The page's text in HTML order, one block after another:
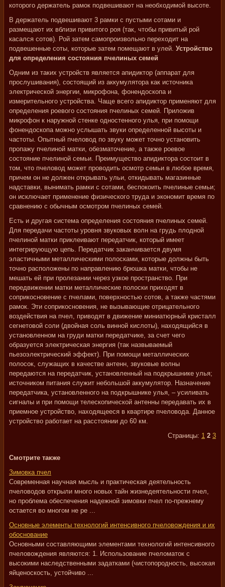
которого держатель рамок подвешивают на необходимой высоте.
В держатель подвешивают 3 рамки с пустыми сотами и
размещают их вблизи привитого роя (так, чтобы привитый рой
касался сотов). Рой затем самопроизвольно переходит на
подвешенные соты, которые затем помещают в улей. Устройство
для определения состояния пчелиных семей
Одним из таких устройств является апидиктор (аппарат для
прослушивания), состоящий из аккумулятора как источника
электрической энергии, микрофона, фонендоскопа и
измерительного устройства. Чаще всего апидиктор применяют для
определения роевого состояния пчелиных семей. Приложив
микрофон к наружной стенке одностенного улья, при помощи
фонендоскопа можно услышать звуки определенной высоты и
частоты. Опытный пчеловод по звуку может точно установить
пропажу пчелиной матки, обезматочение, а также роевое
состояние пчелиной семьи. Преимущество апидиктора состоит в
том, что пчеловод может проводить осмотр семьи в любое время,
причем он не должен открывать ульи, откидывать магазинные
надставки, вынимать рамки с сотами, беспокоить пчелиные семьи;
он исключает применение физического труда и экономит время по
сравнению с обычным осмотром пчелиных семей.
Есть и другая система определения состояния пчелиных семей.
Для передачи частоты уровня звуковых волн на грудь плодной
пчелиной матки приклеивают передатчик, который имеет
интегрирующую цепь. Передатчик заканчивается двумя
эластичными металлическими полосками, которые должны быть
точно расположены по направлению брюшка матки, чтобы не
мешать ей при пролезании через узкое пространство. При
передвижении матки металлические полоски приходят в
соприкосновение с пчелами, поверхностью сотов, а также частями
рамок. Эти соприкосновения, не вызывающие отрицательного
воздействия на пчел, приводят в движение миниатюрный кристалл
сегнетовой соли (двойная соль винной кислоты), находящийся в
установленном на груди матки передатчике, за счет чего
образуется электрическая энергия (так назвываемый
пьезоэлектрический эффект). При помощи металлических
полосок, служащих в качестве антенн, звуковые волны
передаются на передатчик, установленный на подкрышнике улья;
источником питания служит небольшой аккумулятор. Назначение
передатчика, установленного на подкрышнике улья, – усиливать
сигналы и при помощи телескопической антенны передавать их в
приемное устройство, находящееся в квартире пчеловода. Данное
устройство работает на расстоянии до 60 км.
Страницы: 1 2 3
Смотрите также
Зимовка пчел
Современная научная мысль и практическая деятельность
пчеловодов открыли много новых тайн жизнедеятельности пчел,
но проблема обеспечения надежной зимовки пчел по-прежнему
остается во многом не ре ...
Основные элементы технологий интенсивного пчеловождения и их
обоснование
Основными составляющими элементами технологий интенсивного
пчеловождения являются: 1. Использование пчеломаток с
высокими наследственными задатками (чистопородность, высокая
яйценоскость, устойчиво ...